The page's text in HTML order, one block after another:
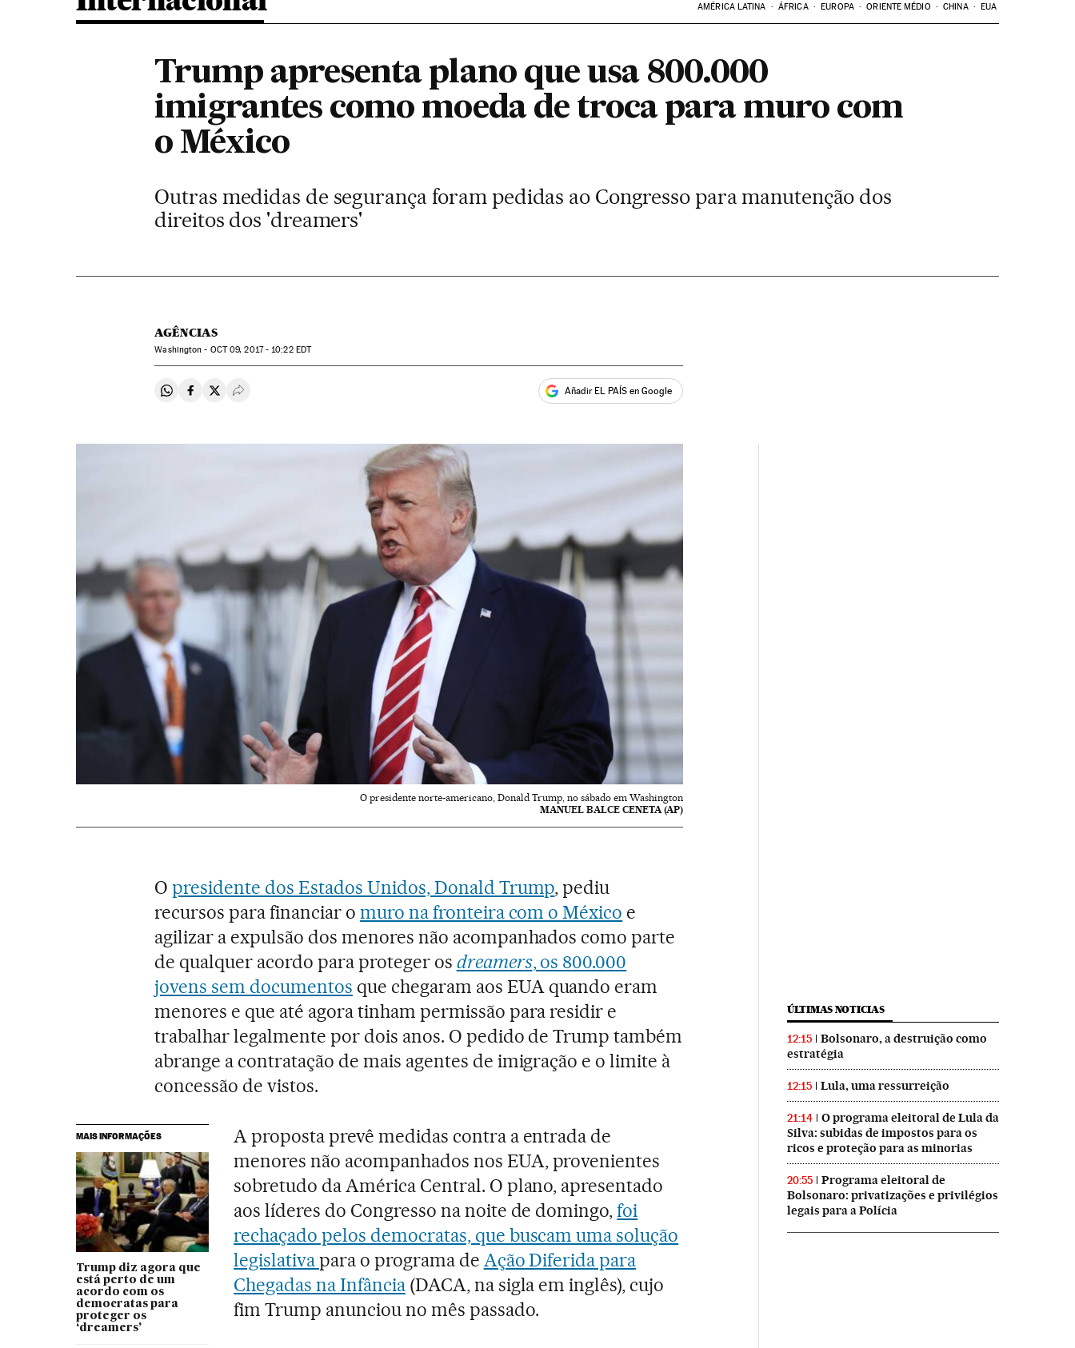
AMÉRICA LATINA ÁFRICA EUROPA ORIENTE MÉDIO CHINA EUA
Trump apresenta plano que usa 800.000
imigrantes como moeda de troca para muro com
o México
Outras medidas de segurança foram pedidas ao Congresso para manutenção dos
direitos dos 'dreamers'
AGÊNCIAS
Washington - OCT09, 2017 - 10:22EDT
Compartir en Whatsapp
Compartir en Facebook
Compartir en Twitter
Desplegar Redes Sociales Añadir EL PAÍS en Google
O presidente norte-americano, Donald Trump, no sábado em Washington
MANUEL BALCE CENETA (AP)
Opresidente dos Estados Unidos, Donald Trump, pediu
recursos para financiar o muro na fronteira com o México e
agilizar a expulsão dos menores não acompanhados como parte
de qualquer acordo para proteger os dreamers, os 800.000
jovens sem documentos que chegaram aos EUA quando eram
menores e que até agora tinham permissão para residir e
trabalhar legalmente por dois anos. O pedido de Trump também
abrange a contratação de mais agentes de imigração e o limite à
concessão de vistos.
MAIS INFORMAÇÕES
Trump diz agora que
está perto de um
acordo com os
democratas para
proteger os
‘dreamers’
A proposta prevê medidas contra a entrada de
menores não acompanhados nos EUA, provenientes
sobretudo da América Central. O plano, apresentado
aos líderes do Congresso na noite de domingo,foi
rechaçado pelos democratas, que buscam uma solução
legislativapara o programa de Ação Diferida para
Chegadas na Infância(DACA, na sigla em inglês), cujo
fim Trump anunciou no mês passado.
ÚLTIMAS NOTICIAS
12:15
Bolsonaro, a destruição como
estratégia
12:15 Lula, uma ressurreição
21:14
O programa eleitoral de Lula da
Silva: subidas de impostos para os
ricos e proteção para as minorias
20:55
Programa eleitoral de
Bolsonaro: privatizações e privilégios
legais para a Polícia